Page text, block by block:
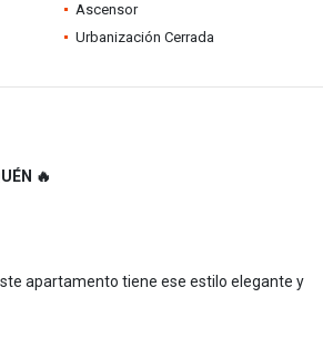
Ascensor
Urbanización Cerrada
🔥
apartamento tiene ese estilo elegante y